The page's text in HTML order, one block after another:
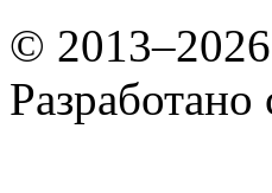
©
Разработано